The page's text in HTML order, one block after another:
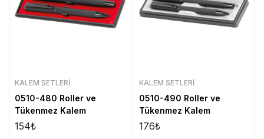
KALEM SETLERI
0510-480 Roller ve
Tükenmez Kalem
154₺
KALEM SETLERI
0510-490 Roller ve
Tükenmez Kalem
176₺